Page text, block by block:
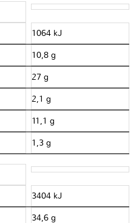
1064 kJ
10,8 g
27 g
2,1 g
11,1 g
1,3 g
3404 kJ
34,6 g